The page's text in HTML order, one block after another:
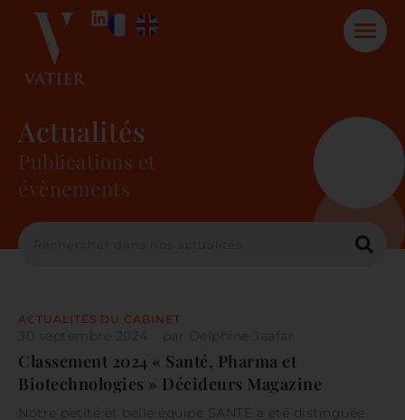
Actualités
Publications et
évènements
ACTUALITÉS DU CABINET
30 septembre 2024 par Delphine Jaafar
Classement 2024 « Santé, Pharma et
Biotechnologies » Décideurs Magazine
Notre petite et belle équipe SANTE a été distinguée